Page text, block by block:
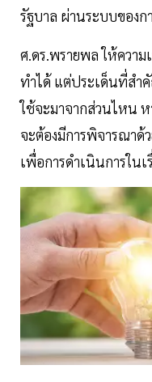
รัฐบาล ผ่านระบบของก
ศ.ดร.พรายพล ให้ควา
ทำได้ แต่ประเด็นที่สำ
ใช้จะมาจากส่วนไหน
จะต้องมีการพิจารณาด้
เพื่อการดำเนินการในเ